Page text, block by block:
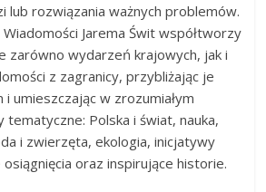
lub rozwiązania ważnych problemów.
Wiadomości Jarema Świt współtworzy
zarówno wydarzeń krajowych, jak i
z zagranicy, przybliżając je
umieszczając w zrozumiałym
tematyczne: Polska i świat, nauka,
i zwierzęta, ekologia, inicjatywy
osiągnięcia oraz inspirujące historie.